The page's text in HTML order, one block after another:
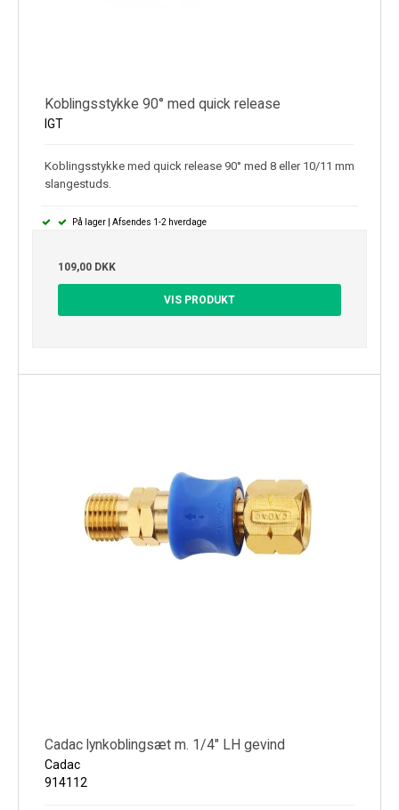
Koblingsstykke 90° med quick release
IGT
Koblingsstykke med quick release 90° med 8 eller 10/11 mm
slangestuds.
På lager | Afsendes 1-2 hverdage
109,00 DKK
VIS PRODUKT
Cadac lynkoblingsæt m. 1/4" LH gevind
Cadac
914112